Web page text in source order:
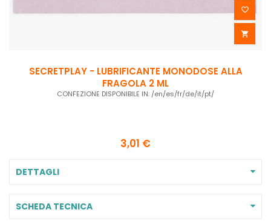


SECRETPLAY - LUBRIFICANTE MONODOSE ALLA
FRAGOLA 2 ML
CONFEZIONE DISPONIBILE IN: /en/es/fr/de/it/pt/
3,01 €
DETTAGLI
SCHEDA TECNICA